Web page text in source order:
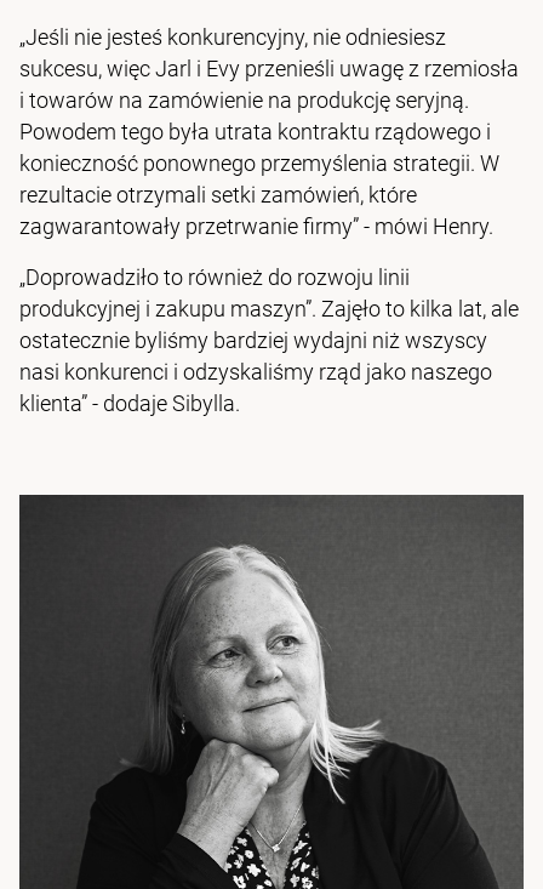
„Jeśli nie jesteś konkurencyjny, nie odniesiesz
sukcesu, więc Jarl i Evy przenieśli uwagę z rzemiosła
i towarów na zamówienie na produkcję seryjną.
Powodem tego była utrata kontraktu rządowego i
konieczność ponownego przemyślenia strategii. W
rezultacie otrzymali setki zamówień, które
zagwarantowały przetrwanie firmy” - mówi Henry.
„Doprowadziło to również do rozwoju linii
produkcyjnej i zakupu maszyn”. Zajęło to kilka lat, ale
ostatecznie byliśmy bardziej wydajni niż wszyscy
nasi konkurenci i odzyskaliśmy rząd jako naszego
klienta” - dodaje Sibylla.